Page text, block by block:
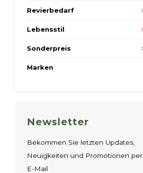
Revierbedarf
Lebensstil
Sonderpreis
Marken
Newsletter
Bekommen Sie letzten Updates,
Neuigkeiten und Promotionen per
E-Mail